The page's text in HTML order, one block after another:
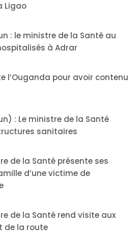
Ligao
: le ministre de la Santé au
à Adrar
l’Ouganda pour avoir contenu
: Le ministre de la Santé
sanitaires
de la Santé présente ses
d’une victime de
de la Santé rend visite aux
de la route